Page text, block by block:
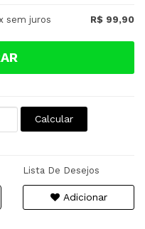
sem juros R$ 99,90
Calcular
Lista De Desejos
Adicionar